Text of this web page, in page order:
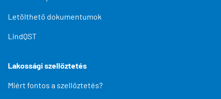
Letölthető dokumentumok
LindQST
Lakossági szellőztetés
Miért fontos a szellőztetés?